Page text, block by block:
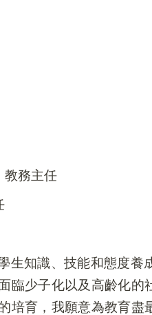
教務主任
生知識、技能和態度
臨少子化以及高齡化
培育，我願意為教育